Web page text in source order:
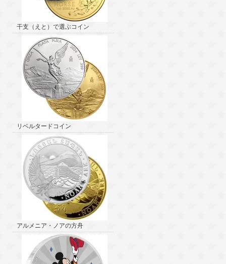
干支（えと）で選ぶコイン
リベルタードコイン
アルメニア・ノアの方舟